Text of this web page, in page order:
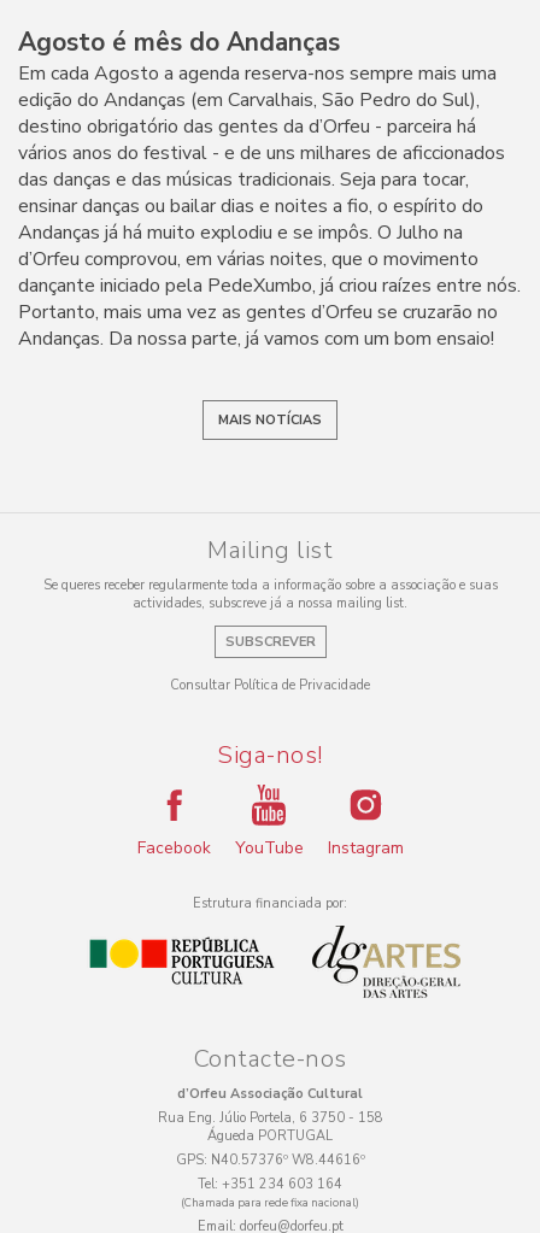
Agosto é mês do Andanças
Em cada Agosto a agenda reserva-nos sempre mais uma
edição do Andanças (em Carvalhais, São Pedro do Sul),
destino obrigatório das gentes da d’Orfeu - parceira há
vários anos do festival - e de uns milhares de aficcionados
das danças e das músicas tradicionais. Seja para tocar,
ensinar danças ou bailar dias e noites a fio, o espírito do
Andanças já há muito explodiu e se impôs. O Julho na
d’Orfeu comprovou, em várias noites, que o movimento
dançante iniciado pela PedeXumbo, já criou raízes entre nós.
Portanto, mais uma vez as gentes d’Orfeu se cruzarão no
Andanças. Da nossa parte, já vamos com um bom ensaio!
MAIS NOTÍCIAS
Mailing list
Se queres receber regularmente toda a informação sobre a associação e suas
actividades, subscreve já a nossa mailing list.
SUBSCREVER
Consultar Política de Privacidade
Siga-nos!
Facebook YouTube Instagram
Estrutura financiada por:
Contacte-nos
d’Orfeu Associação Cultural
Rua Eng. Júlio Portela, 6 3750 - 158
Águeda PORTUGAL
GPS: N40.57376º W8.44616º
Tel: +351 234 603 164
(Chamada para rede fixa nacional)
Email: dorfeu@dorfeu.pt